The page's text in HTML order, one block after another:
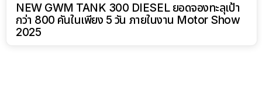
NEW GWM TANK 300 DIESEL ยอดจองทะลุเป้า
กว่า 800 คันในเพียง 5 วัน ภายในงาน Motor Show
2025